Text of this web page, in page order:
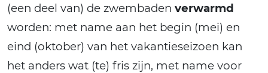
(een deel van) de zwembaden verwarmd
worden: met name aan het begin (mei) en
eind (oktober) van het vakantieseizoen kan
het anders wat (te) fris zijn, met name voor